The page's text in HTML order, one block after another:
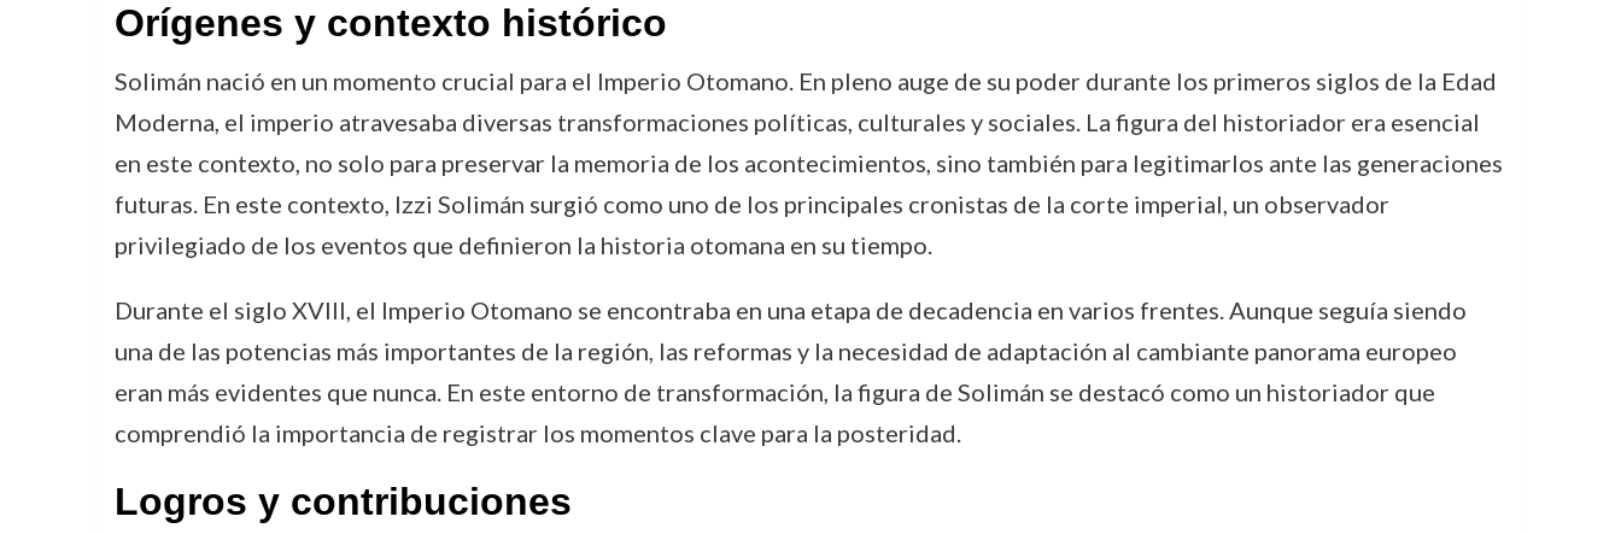
Orígenes y contexto histórico
Solimán nació en un momento crucial para el Imperio Otomano. En pleno auge de su poder durante los primeros siglos de la Edad
Moderna, el imperio atravesaba diversas transformaciones políticas, culturales y sociales. La figura del historiador era esencial
en este contexto, no solo para preservar la memoria de los acontecimientos, sino también para legitimarlos ante las generaciones
futuras. En este contexto, Izzi Solimán surgió como uno de los principales cronistas de la corte imperial, un observador
privilegiado de los eventos que definieron la historia otomana en su tiempo.
Durante el siglo XVIII, el Imperio Otomano se encontraba en una etapa de decadencia en varios frentes. Aunque seguía siendo
una de las potencias más importantes de la región, las reformas y la necesidad de adaptación al cambiante panorama europeo
eran más evidentes que nunca. En este entorno de transformación, la figura de Solimán se destacó como un historiador que
comprendió la importancia de registrar los momentos clave para la posteridad.
Logros y contribuciones